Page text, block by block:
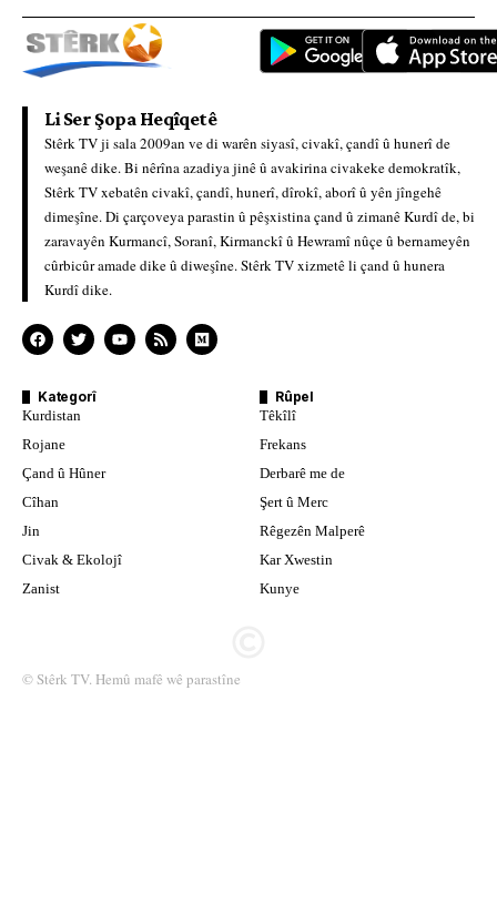
Li Ser Şopa Heqîqetê
Stêrk TV ji sala 2009an ve di warên siyasî, civakî, çandî û hunerî de
weşanê dike. Bi nêrîna azadiya jinê û avakirina civakeke demokratîk,
Stêrk TV xebatên civakî, çandî, hunerî, dîrokî, aborî û yên jîngehê
dimeşîne. Di çarçoveya parastin û pêşxistina çand û zimanê Kurdî de, bi
zaravayên Kurmancî, Soranî, Kirmanckî û Hewramî nûçe û bernameyên
cûrbicûr amade dike û diweşîne. Stêrk TV xizmetê li çand û hunera
Kurdî dike.
Kategorî
Kurdistan
Rojane
Çand û Hûner
Cîhan
Jin
Civak & Ekolojî
Zanist
Rûpel
Têkîlî
Frekans
Derbarê me de
Şert û Merc
Rêgezên Malperê
Kar Xwestin
Kunye
© Stêrk TV. Hemû mafê wê parastîne